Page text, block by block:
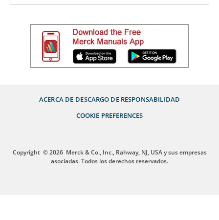
ACERCA DE DESCARGO DE RESPONSABILIDAD
COOKIE PREFERENCES
Copyright © 2026 Merck & Co., Inc., Rahway, NJ, USA y sus empresas
asociadas. Todos los derechos reservados.